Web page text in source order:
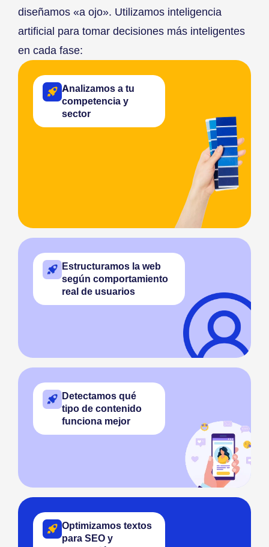
diseñamos «a ojo». Utilizamos inteligencia
artificial para tomar decisiones más inteligentes
en cada fase:
Analizamos a tu
competencia y
sector
Estructuramos la web
según comportamiento
real de usuarios
Detectamos qué
tipo de contenido
funciona mejor
Optimizamos textos
para SEO y